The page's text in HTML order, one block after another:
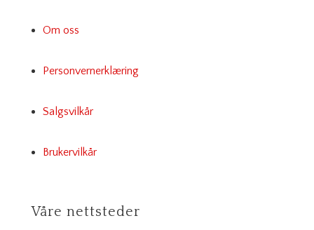
Om oss
Personvernerklæring
Salgsvilkår
Brukervilkår
Våre nettsteder